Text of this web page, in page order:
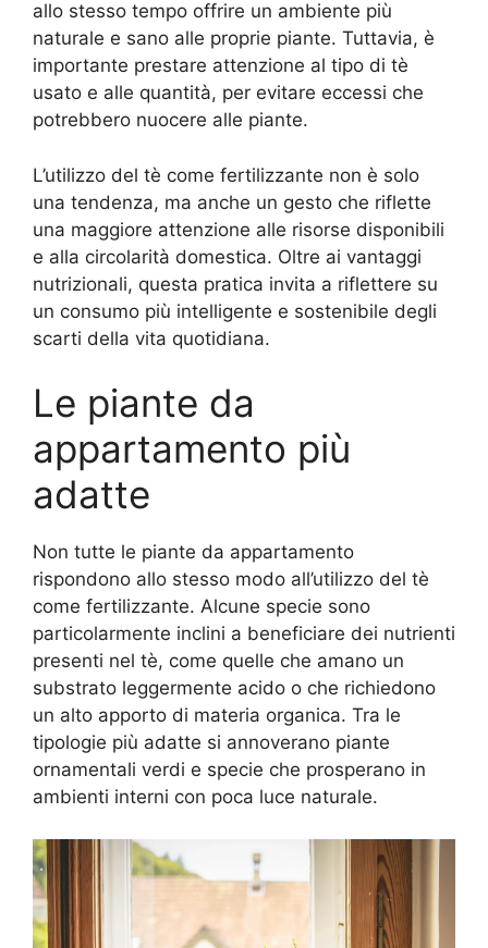
allo stesso tempo offrire un ambiente più
naturale e sano alle proprie piante. Tuttavia, è
importante prestare attenzione al tipo di tè
usato e alle quantità, per evitare eccessi che
potrebbero nuocere alle piante.
L’utilizzo del tè come fertilizzante non è solo
una tendenza, ma anche un gesto che riflette
una maggiore attenzione alle risorse disponibili
e alla circolarità domestica. Oltre ai vantaggi
nutrizionali, questa pratica invita a riflettere su
un consumo più intelligente e sostenibile degli
scarti della vita quotidiana.
Le piante da
appartamento più
adatte
Non tutte le piante da appartamento
rispondono allo stesso modo all’utilizzo del tè
come fertilizzante. Alcune specie sono
particolarmente inclini a beneficiare dei nutrienti
presenti nel tè, come quelle che amano un
substrato leggermente acido o che richiedono
un alto apporto di materia organica. Tra le
tipologie più adatte si annoverano piante
ornamentali verdi e specie che prosperano in
ambienti interni con poca luce naturale.